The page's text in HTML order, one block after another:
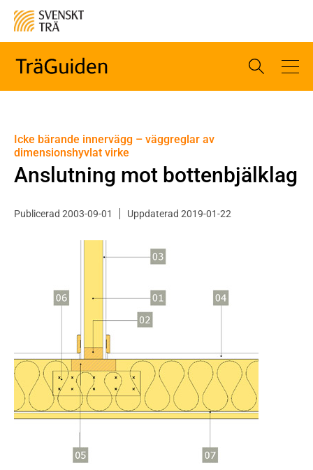
Icke bärande innervägg – väggreglar av
dimensionshyvlat virke
Anslutning mot bottenbjälklag
Publicerad 2003-09-01 Uppdaterad 2019-01-22